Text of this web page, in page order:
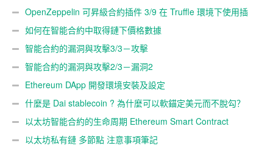
件 OpenZeppelin 可昇級合約插件 3/9 在 Truffle 環境下使用插
件 如何在智能合約中取得鏈下價格數據
智能合約的漏洞與攻擊3/3－攻擊
智能合約的漏洞與攻擊2/3－漏洞2
Ethereum DApp 開發環境安裝及設定
什麼是 Dai stablecoin ? 為什麼可以軟錨定美元而不脫勾？
以太坊智能合約的生命周期 Ethereum Smart Contract
Lifecycle
以太坊私有鏈 多節點 注意事項筆記